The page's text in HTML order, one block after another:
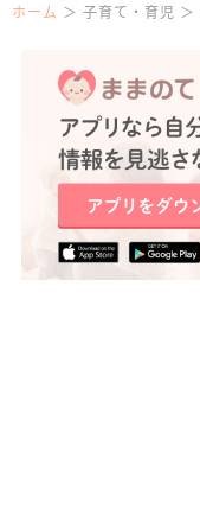
ホーム 子育て・育児